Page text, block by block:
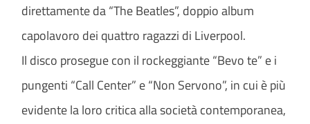
direttamente da “The Beatles”, doppio album
capolavoro dei quattro ragazzi di Liverpool.
Il disco prosegue con il rockeggiante “Bevo te” e i
pungenti “Call Center” e “Non Servono”, in cui è più
evidente la loro critica alla società contemporanea,